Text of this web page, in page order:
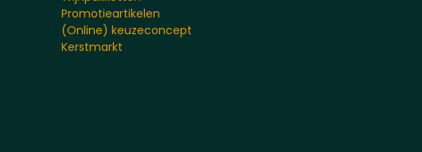
Promotieartikelen
(Online) keuzeconcept
Kerstmarkt